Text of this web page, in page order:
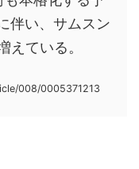
伴い、サムスン
えている。
008/0005371213